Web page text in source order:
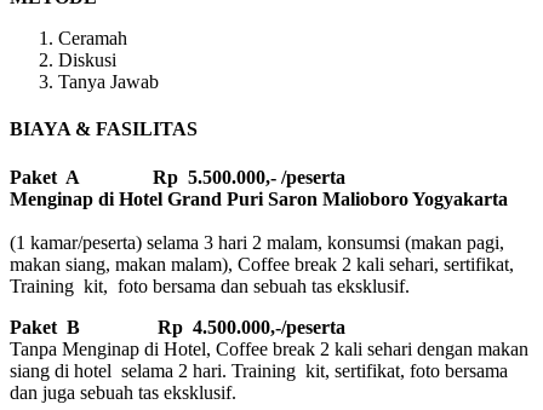
Ceramah
Diskusi
Tanya Jawab
BIAYA & FASILITAS
Paket A Rp 5.500.000,- /peserta
Menginap di Hotel Grand Puri Saron Malioboro Yogyakarta
(1 kamar/peserta) selama 3 hari 2 malam, konsumsi (makan pagi,
makan siang, makan malam), Coffee break 2 kali sehari, sertifikat,
Training kit, foto bersama dan sebuah tas eksklusif.
Paket B
Rp 4.500.000,-/peserta
Tanpa Menginap di Hotel, Coffee break 2 kali sehari dengan makan
siang di hotel selama 2 hari. Training kit, sertifikat, foto bersama
dan juga sebuah tas eksklusif.